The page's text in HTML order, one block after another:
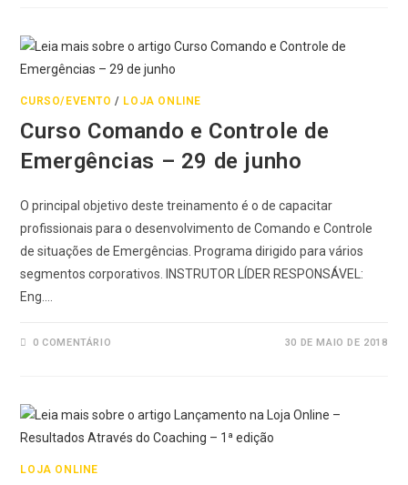
CURSO/EVENTO / LOJA ONLINE
Curso Comando e Controle de
Emergências – 29 de junho
O principal objetivo deste treinamento é o de capacitar
profissionais para o desenvolvimento de Comando e Controle
de situações de Emergências. Programa dirigido para vários
segmentos corporativos. INSTRUTOR LÍDER RESPONSÁVEL:
Eng.…
0 COMENTÁRIO 30 DE MAIO DE 2018
LOJA ONLINE